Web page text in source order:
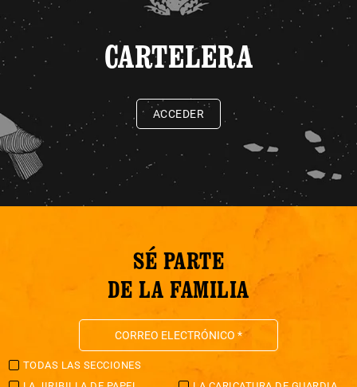
CARTELERA
ACCEDER
SÉ PARTE
DE LA FAMILIA
TODAS LAS SECCIONES